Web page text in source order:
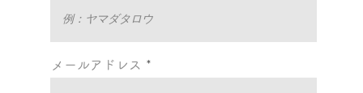
メールアドレス